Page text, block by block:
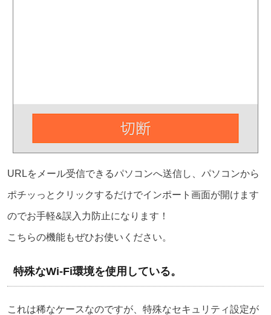
URLをメール受信できるパソコンへ送信し、パソコンから
ポチッっとクリックするだけでインポート画面が開けます
のでお手軽&誤入力防止になります！
こちらの機能もぜひお使いください。
特殊なWi-Fi環境を使用している。
これは稀なケースなのですが、特殊なセキュリティ設定が